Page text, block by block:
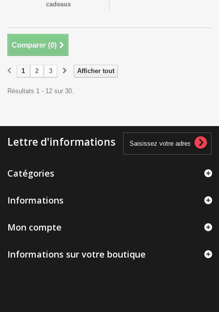
cadeaux
Comparer (0)
Afficher tout
1 2 3
Résultats 1 - 12 sur 30.
Lettre d'informations
Catégories
Informations
Mon compte
Informations sur votre boutique